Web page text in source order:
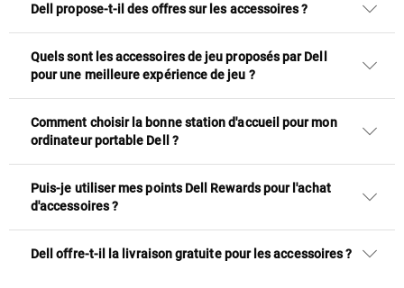
Dell propose-t-il des offres sur les accessoires ?
Quels sont les accessoires de jeu proposés par Dell
pour une meilleure expérience de jeu ?
Comment choisir la bonne station d'accueil pour mon
ordinateur portable Dell ?
Puis-je utiliser mes points Dell Rewards pour l'achat
d'accessoires ?
Dell offre-t-il la livraison gratuite pour les accessoires ?